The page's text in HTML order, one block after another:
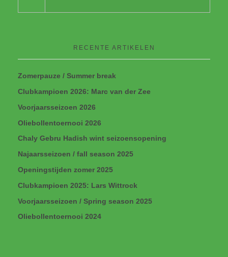
RECENTE ARTIKELEN
Zomerpauze / Summer break
Clubkampioen 2026: Marc van der Zee
Voorjaarsseizoen 2026
Oliebollentoernooi 2026
Chaly Gebru Hadish wint seizoensopening
Najaarsseizoen / fall season 2025
Openingstijden zomer 2025
Clubkampioen 2025: Lars Wittrock
Voorjaarsseizoen / Spring season 2025
Oliebollentoernooi 2024